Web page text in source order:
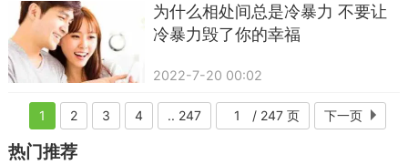
为什么相处间总是冷暴力 不要让
冷暴力毁了你的幸福
2022-7-20 00:02
1 2 3 4 .. 247 / 247 页 下一页
热门推荐